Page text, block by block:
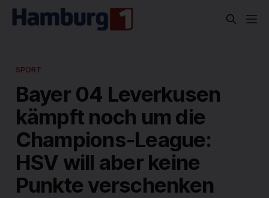
SPORT
Bayer 04 Leverkusen
kämpft noch um die
Champions-League:
HSV will aber keine
Punkte verschenken